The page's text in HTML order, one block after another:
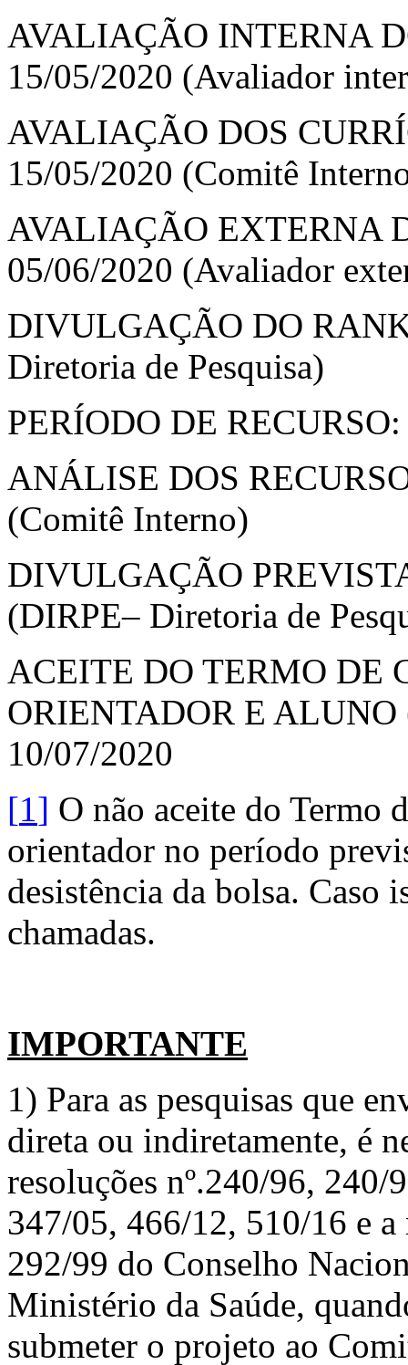
AVALIAÇÃO INTERNA
15/05/2020 (Avaliador
AVALIAÇÃO DOS
15/05/2020 (Comitê
AVALIAÇÃO EXTERNA
05/06/2020 (Avaliador
DIVULGAÇÃO DO
Diretoria de Pesquisa)
PERÍODO DE
ANÁLISE DOS
(Comitê Interno)
DIVULGAÇÃO
(DIRPE– Diretoria de
ACEITE DO TERMO DE
ORIENTADOR E
10/07/2020
[1] O não aceite do Termo
orientador no período
desistência da bolsa. Caso
chamadas.
IMPORTANTE
1) Para as pesquisas que
direta ou indiretamente, é
resoluções nº.240/96,
347/05, 466/12, 510/16 e a
292/99 do Conselho
Ministério da Saúde,
submeter o projeto ao